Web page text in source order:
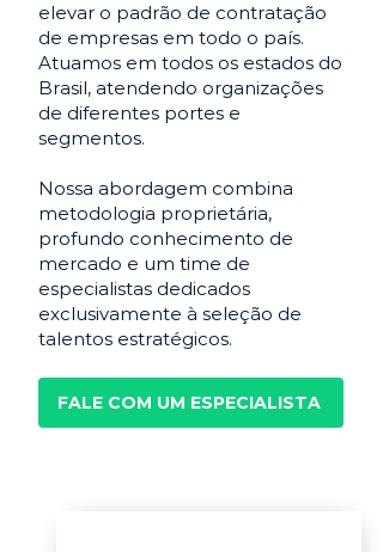
elevar o padrão de contratação
de empresas em todo o país.
Atuamos em todos os estados do
Brasil, atendendo organizações
de diferentes portes e
segmentos.
Nossa abordagem combina
metodologia proprietária,
profundo conhecimento de
mercado e um time de
especialistas dedicados
exclusivamente à seleção de
talentos estratégicos.
FALE COM UM ESPECIALISTA